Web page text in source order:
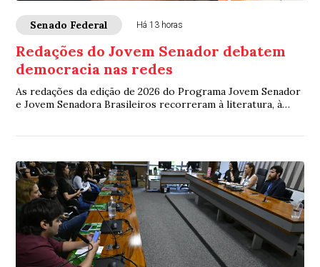
Senado Federal Há 13 horas
Redações do Jovem Senador debatem
democracia nas redes
As redações da edição de 2026 do Programa Jovem Senador
e Jovem Senadora Brasileiros recorreram à literatura, à